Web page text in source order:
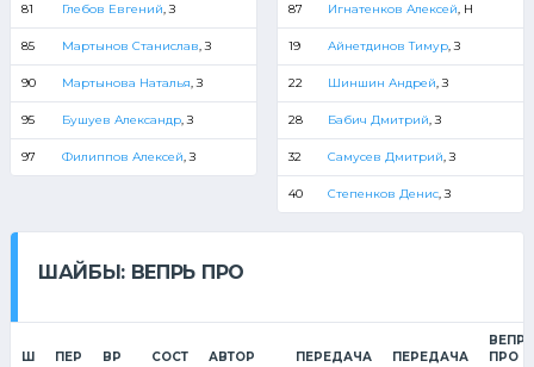
81 Глебов Евгений, З
85 Мартынов Станислав, З
90 Мартынова Наталья, З
95 Бушуев Александр, З
97 Филиппов Алексей, З
87 Игнатенков Алексей, Н
19 Айнетдинов Тимур, З
22 Шиншин Андрей, З
28 Бабич Дмитрий, З
32 Самусев Дмитрий, З
40 Степенков Денис, З
ШАЙБЫ: ВЕПРЬ ПРО
Ш ПЕР ВР СОСТ АВТОР ПЕРЕДАЧА ПЕРЕДАЧА
ВЕПРЬ
ПРО